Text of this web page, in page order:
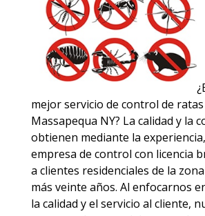
mejor servicio de control de
Massapequa NY? La calidad y la
obtienen mediante la
empresa de control con licencia
a clientes residenciales de la
más veinte años. Al enfocarnos
la calidad y el servicio al cliente,